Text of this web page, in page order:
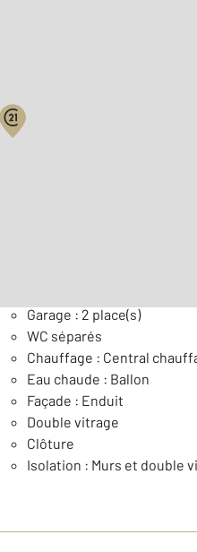
Garage : 2 place(s)
WC séparés
Chauffage : Central
Eau chaude : Ballon
Façade : Enduit
Double vitrage
Clôture
Isolation : Murs et double